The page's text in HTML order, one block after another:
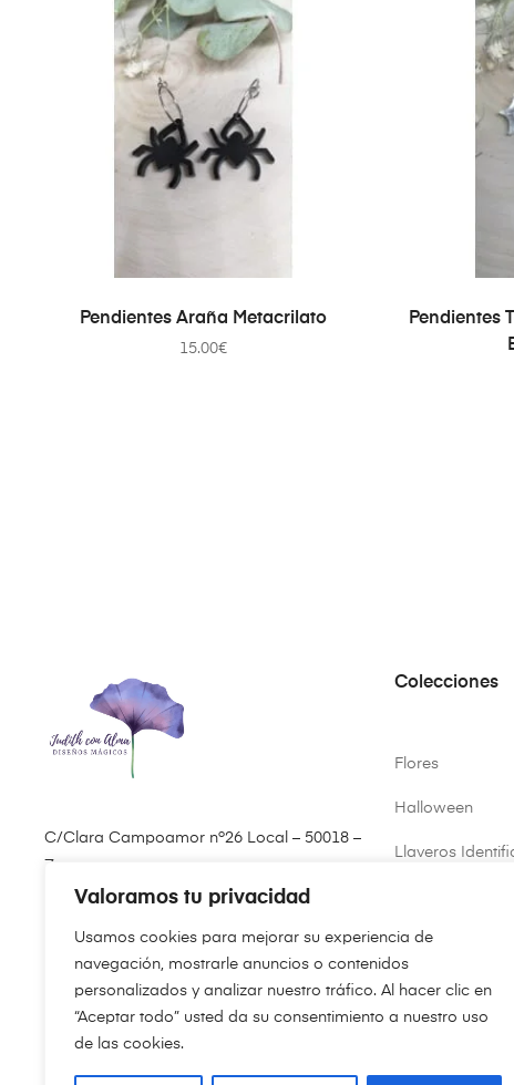
Valoramos tu privacidad
Usamos cookies para mejorar su experiencia de
navegación, mostrarle anuncios o contenidos
personalizados y analizar nuestro tráfico. Al hacer clic en
“Aceptar todo” usted da su consentimiento a nuestro uso
de las cookies.
AÑADIR AL CARRITO
Pendientes Araña Metacrilato
15.00€
Pendientes
C/Clara Campoamor nº26 Local – 50018 –
Zaragoza
pedidos@judithconalma.com
Colecciones
Flores
Halloween
Llaveros
Virgen del Pilar